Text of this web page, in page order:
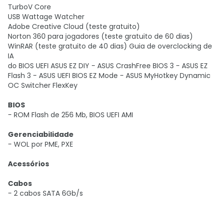
TurboV Core
USB Wattage Watcher
Adobe Creative Cloud (teste gratuito)
Norton 360 para jogadores (teste gratuito de 60 dias)
WinRAR (teste gratuito de 40 dias) Guia de overclocking de
IA
do BIOS UEFI ASUS EZ DIY - ASUS CrashFree BIOS 3 - ASUS EZ
Flash 3 - ASUS UEFI BIOS EZ Mode - ASUS MyHotkey Dynamic
OC Switcher FlexKey
BIOS
- ROM Flash de 256 Mb, BIOS UEFI AMI
Gerenciabilidade
- WOL por PME, PXE
Acessórios
Cabos
- 2 cabos SATA 6Gb/s